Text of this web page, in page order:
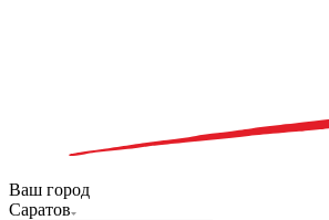
Ваш город
Саратов